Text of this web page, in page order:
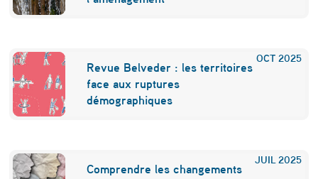
OCT 2025
Revue Belveder : les territoires
face aux ruptures
démographiques
JUIL 2025
Comprendre les changements